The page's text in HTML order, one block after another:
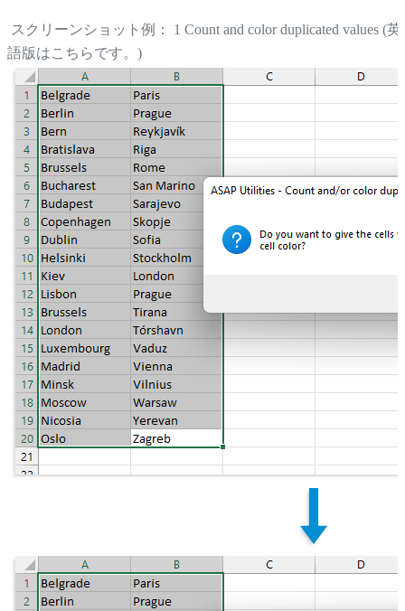
スクリーンショット例： 1 Count and color duplicated values (英
語版はこちらです。)